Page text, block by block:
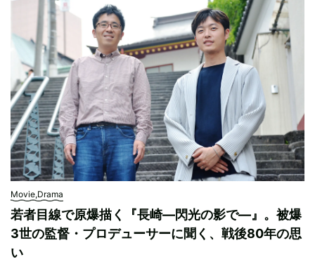
Movie,Drama
若者目線で原爆描く『長崎―閃光の影で―』。被爆
3世の監督・プロデューサーに聞く、戦後80年の思
い